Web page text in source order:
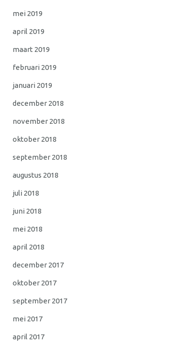
mei 2019
april 2019
maart 2019
februari 2019
januari 2019
december 2018
november 2018
oktober 2018
september 2018
augustus 2018
juli 2018
juni 2018
mei 2018
april 2018
december 2017
oktober 2017
september 2017
mei 2017
april 2017